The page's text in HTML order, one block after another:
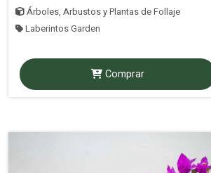
Árboles, Arbustos y Plantas de Follaje
Laberintos Garden
Comprar